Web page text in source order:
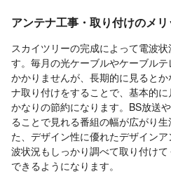
アンテナ工事・取り付けのメリ
スカイツリーの完成によって電波
す。毎月の光ケーブルやケーブル
かかりませんが、長期的に見ると
ナ取り付けをすることで、基本的
かなりの節約になります。BS放送
ることで見れる番組の幅が広がり
た、デザイン性に優れたデザイン
波状況もしっかり調べて取り付け
できるようになります。